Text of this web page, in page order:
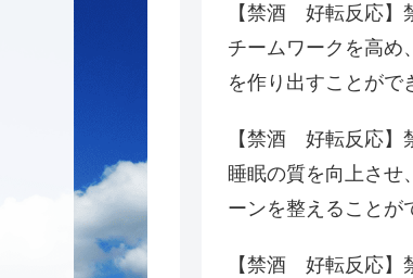
【禁酒 好転反応
チームワークを高め
を作り出すことがで
【禁酒 好転反応
睡眠の質を向上させ
ーンを整えることが
【禁酒 好転反応